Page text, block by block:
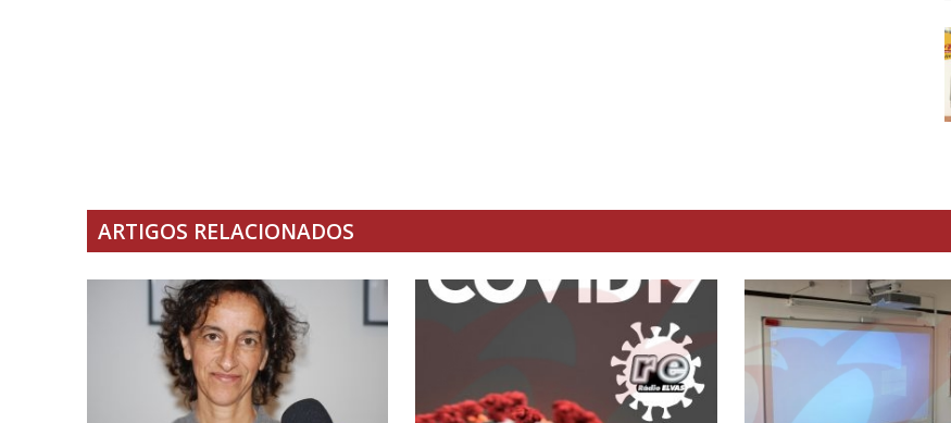
ARTIGOS RELACIONADOS